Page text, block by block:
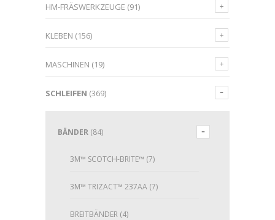
HM-FRÄSWERKZEUGE (91)
KLEBEN (156)
MASCHINEN (19)
SCHLEIFEN (369)
BÄNDER (84)
3M™ SCOTCH-BRITE™ (7)
3M™ TRIZACT™ 237AA (7)
BREITBÄNDER (4)